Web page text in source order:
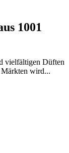
1001
vielfältigen Düften
wird...